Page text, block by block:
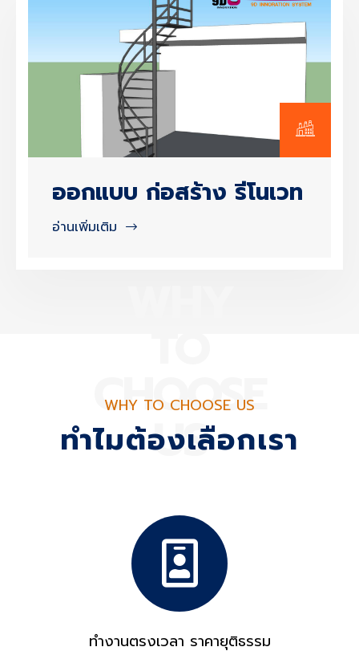
ออกแบบ ก่อสร้าง รีโนเวท
อ่านเพิ่มเติม
CHOOSE
US
WHY TO CHOOSE US
ทำไมต้องเลือกเรา
ทำงานตรงเวลา ราคายุติธรรม